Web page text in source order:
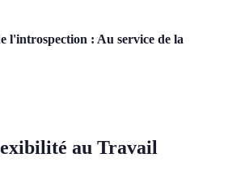
l'introspection : Au service de la
au Travail